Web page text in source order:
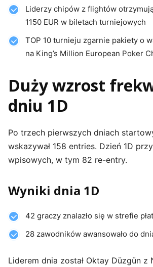
Liderzy chipów z flightów
1150 EUR w biletach turniejowych
TOP 10 turnieju zgarnie pakiety o
na King’s Million European Poker
Duży wzrost
dniu 1D
Po trzech pierwszych dniach
wskazywał 158 entries. Dzień 1D
wpisowych, w tym 82 re-entry.
Wyniki dnia 1D
42 graczy znalazło się w strefie
28 zawodników awansowało do
Liderem dnia został Oktay Düzgün z